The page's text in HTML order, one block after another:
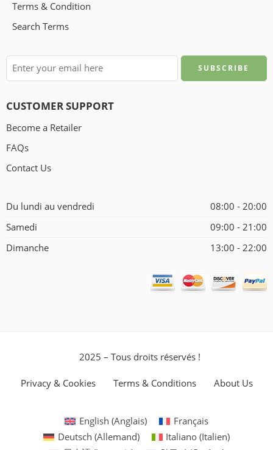
Terms & Condition
Search Terms
CUSTOMER SUPPORT
Become a Retailer
FAQs
Contact Us
Du lundi au vendredi
08:00 - 20:00
Samedi
09:00 - 21:00
Dimanche
13:00 - 22:00
2025 – Tous droits réservés !
Privacy & Cookies Terms & Conditions About Us
English (Anglais)
Français
Deutsch (Allemand) Italiano (Italien)